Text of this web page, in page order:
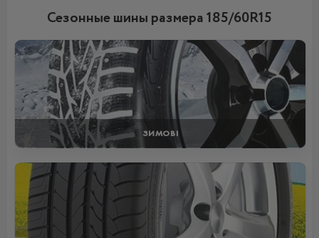
Сезонные шины размера 185/60R15
ЗИМОВІ